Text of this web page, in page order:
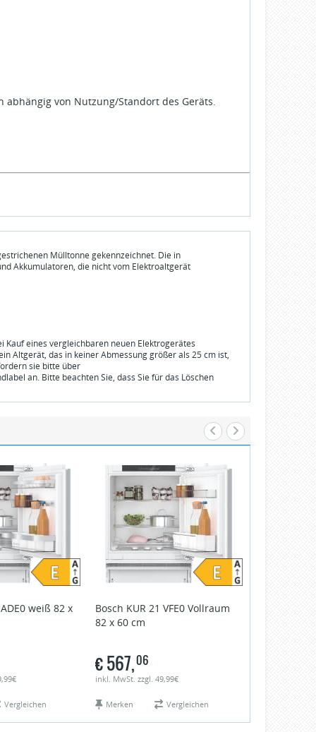
von Nutzung/Standort des Geräts.
Mülltonne gekennzeichnet. Die in
Akkumulatoren, die nicht vom Elektroaltgerät
Kauf eines vergleichbaren neuen Elektrogerätes
Altgerät, das in keiner Abmessung größer als 25 cm ist,
sie bitte über
an. Bitte beachten Sie, dass Sie für das Löschen
weiß 82 x
Vergleichen
Bosch KUR 21 VFE0 Vollraum
82 x 60 cm
€567,06
inkl. MwSt. zzgl. 49,99€
Merken Vergleichen